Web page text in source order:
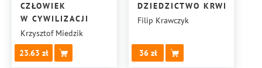
CZŁOWIEK
W CYWILIZACJI
Krzysztof Miedzik
23.63
DZIEDZICTWO KRWI
Filip Krawczyk
36